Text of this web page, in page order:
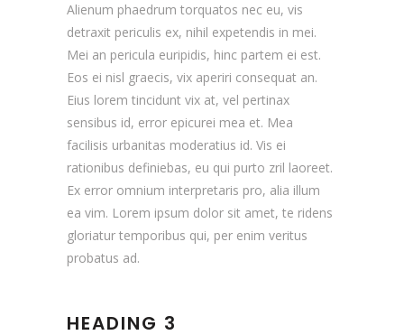
Alienum phaedrum torquatos nec eu, vis
detraxit periculis ex, nihil expetendis in mei.
Mei an pericula euripidis, hinc partem ei est.
Eos ei nisl graecis, vix aperiri consequat an.
Eius lorem tincidunt vix at, vel pertinax
sensibus id, error epicurei mea et. Mea
facilisis urbanitas moderatius id. Vis ei
rationibus definiebas, eu qui purto zril laoreet.
Ex error omnium interpretaris pro, alia illum
ea vim. Lorem ipsum dolor sit amet, te ridens
gloriatur temporibus qui, per enim veritus
probatus ad.
HEADING 3